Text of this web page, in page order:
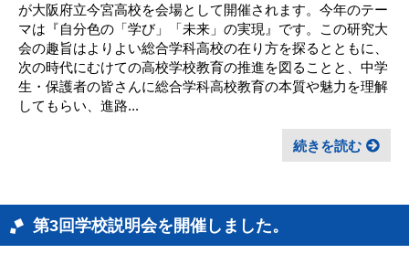
が大阪府立今宮高校を会場として開催されます。今年のテー
マは『自分色の「学び」「未来」の実現』です。この研究大
会の趣旨はよりよい総合学科高校の在り方を探るとともに、
次の時代にむけての高校学校教育の推進を図ることと、中学
生・保護者の皆さんに総合学科高校教育の本質や魅力を理解
してもらい、進路...
続きを読む
第3回学校説明会を開催しました。